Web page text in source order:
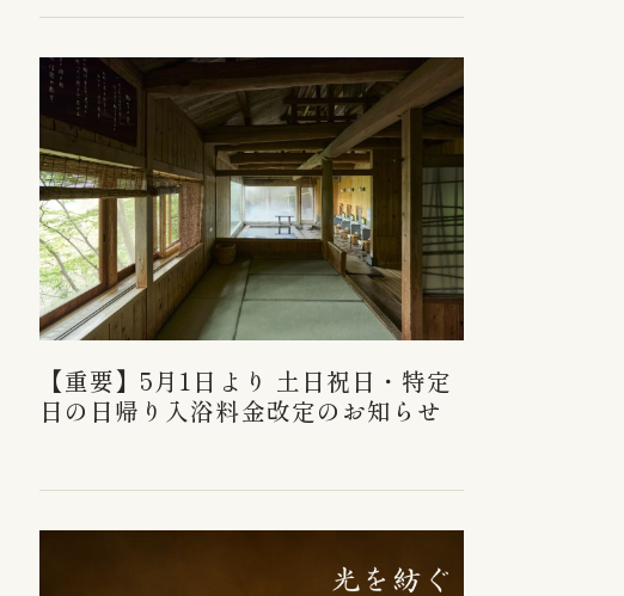
【重要】5月1日より 土日祝日・特定
日の日帰り入浴料金改定のお知らせ